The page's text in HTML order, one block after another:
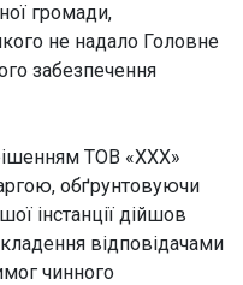
громади,
не надало Головне
забезпечення
ТОВ «ХХХ»
обґрунтовуючи
інстанції дійшов
відповідачами
чинного